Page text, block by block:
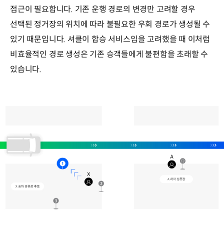
접근이 필요합니다. 기존 운행 경로의 변경만 고려할 경우
선택된 정거장의 위치에 따라 불필요한 우회 경로가 생성될 수
있기 때문입니다. 셔클이 합승 서비스임을 고려했을 때 이처럼
비효율적인 경로 생성은 기존 승객들에게 불편함을 초래할 수
있습니다.